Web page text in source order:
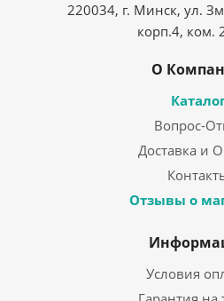
220034, г. Минск, ул.
корп.4, ком.
О
Вопрос-
Доставка и
Отзывы о
Условия